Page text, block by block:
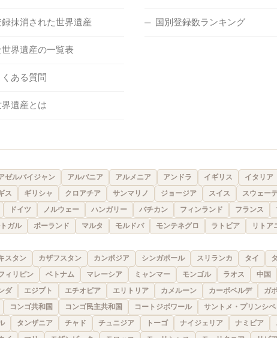
録抹消された世界遺産
世界遺産の一覧表
ある質問
遺産とは
国別登録数ランキング
ゼルバイジャン アルバニア アルメニア アンドラ イギリス イタリア
ス
ギリシャ クロアチア サンマリノ ジョージア スイス スウェー
ドイツ
ノルウェー ハンガリー バチカン フィンランド フランス
ガル
ポーランド マルタ モルドバ モンテネグロ ラトビア リトア
スタン カザフスタン カンボジア シンガポール スリランカ タイ
ィリピン
ベトナム マレーシア ミャンマー モンゴル ラオス 中国
ダ
エジプト エチオピア エリトリア カメルーン カーボベルデ ガ
コンゴ共和国
コンゴ民主共和国 コートジボワール サントメ・プリンシペ
タンザニア チャド チュニジア トーゴ ナイジェリア ナミビア